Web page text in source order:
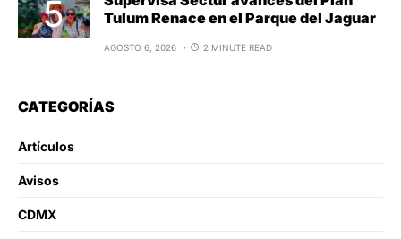
Tulum Renace en el Parque del Jaguar
AGOSTO 6, 2026 2 MINUTE READ
CATEGORÍAS
Artículos
Avisos
CDMX